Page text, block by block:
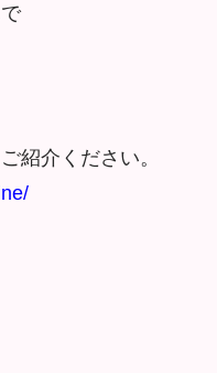
紹介ください。